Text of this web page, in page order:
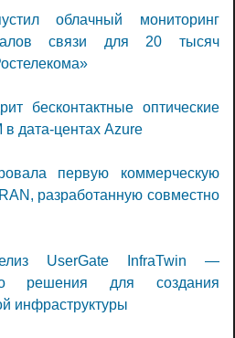
облачный мониторинг
связи для 20 тысяч
бесконтактные оптические
в дата-центах Azure
первую коммерческую
разработанную совместно
UserGate InfraTwin —
решения для создания
инфраструктуры